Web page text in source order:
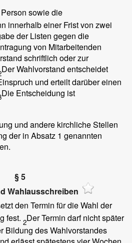
sowie die
innerhalb einer Frist von zwei
der Listen gegen die
von Mitarbeitenden
schriftlich oder zur
Der Wahlvorstand entscheidet
und erteilt darüber einen
Die Entscheidung ist
und andere kirchliche Stellen
der in Absatz 1 genannten
§ 5
Wahlausschreiben
den Termin für die Wahl der
fest. 2Der Termin darf nicht später
Bildung des Wahlvorstandes